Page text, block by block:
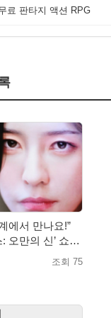
료 판타지 액션 RPG
에서 만나요!”
오만의 신’ 쇼케
박지현
조회 75